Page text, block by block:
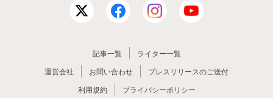
記事一覧
ライター一覧
運営会社
お問い合わせ
プレスリリースのご送付
利用規約
プライバシーポリシー